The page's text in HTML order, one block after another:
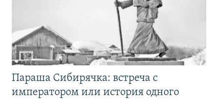
Параша Сибирячка: встреча с
императором или история одного